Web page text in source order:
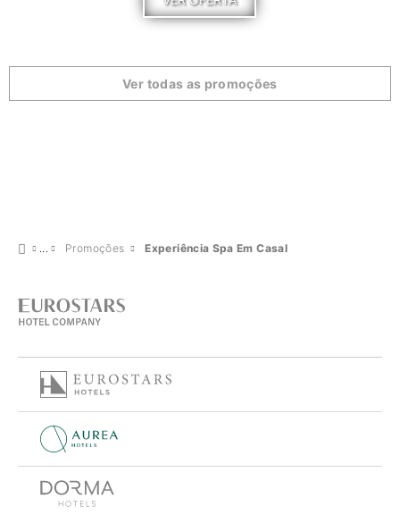
Ver todas as promoções
Promoções Experiência Spa Em Casal